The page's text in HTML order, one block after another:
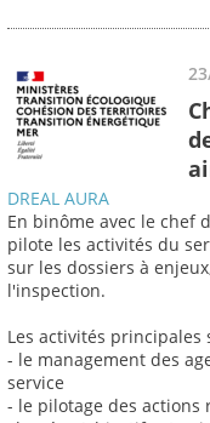
DREAL AURA
En binôme avec le chef
pilote les activités du
sur les dossiers à
l'inspection.
Les activités principales
- le management des
service
- le pilotage des